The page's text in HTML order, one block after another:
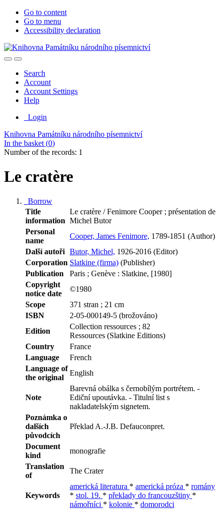
Go to content
Go to menu
Accessibility declaration
Search
Account
Account Settings
Help
Login
Knihovna Památníku národního písemnictví
In the basket (0)
Number of the records: 1
Le cratère
Borrow
Title
information
Le cratère / Fenimore Cooper ; présentation de
Michel Butor
Personal
name
Cooper, James Fenimore, 1789-1851 (Author)
Další autoři Butor, Michel, 1926-2016 (Editor)
Corporation Slatkine (firma) (Publisher)
Publication
Paris ; Genève : Slatkine, [1980]
Copyright
notice date
©1980
Scope
371 stran ; 21 cm
ISBN
2-05-000149-5 (brožováno)
Edition
Collection ressources ; 82
Ressources (Slatkine Editions)
Country
France
Language
French
Language of
the original
English
Note
Barevná obálka s černobílým portrétem. -
Ediční upoutávka. - Titulní list s
nakladatelským signetem.
Poznámka o
dalších
původcích
Překlad A.-J.B. Defauconpret.
Document
kind
monografie
Translation
of
The Crater
Keywords
americká literatura * americká próza * romány
* stol. 19. * překlady do francouzštiny *
námořníci * kolonie * domorodci